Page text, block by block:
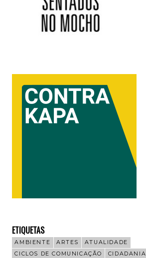
ETIQUETAS
AMBIENTE ARTES
ATUALIDADE
CICLOS DE COMUNICAÇÃO
CIDADANIA